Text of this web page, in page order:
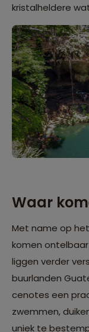
kristalheldere
Waar
Met name op
komen
liggen verder
buurlanden
cenotes een
zwemmen,
uniek te